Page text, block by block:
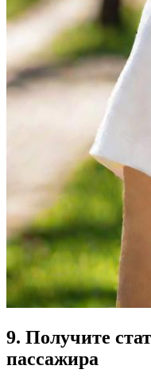
9. Получите
пассажира